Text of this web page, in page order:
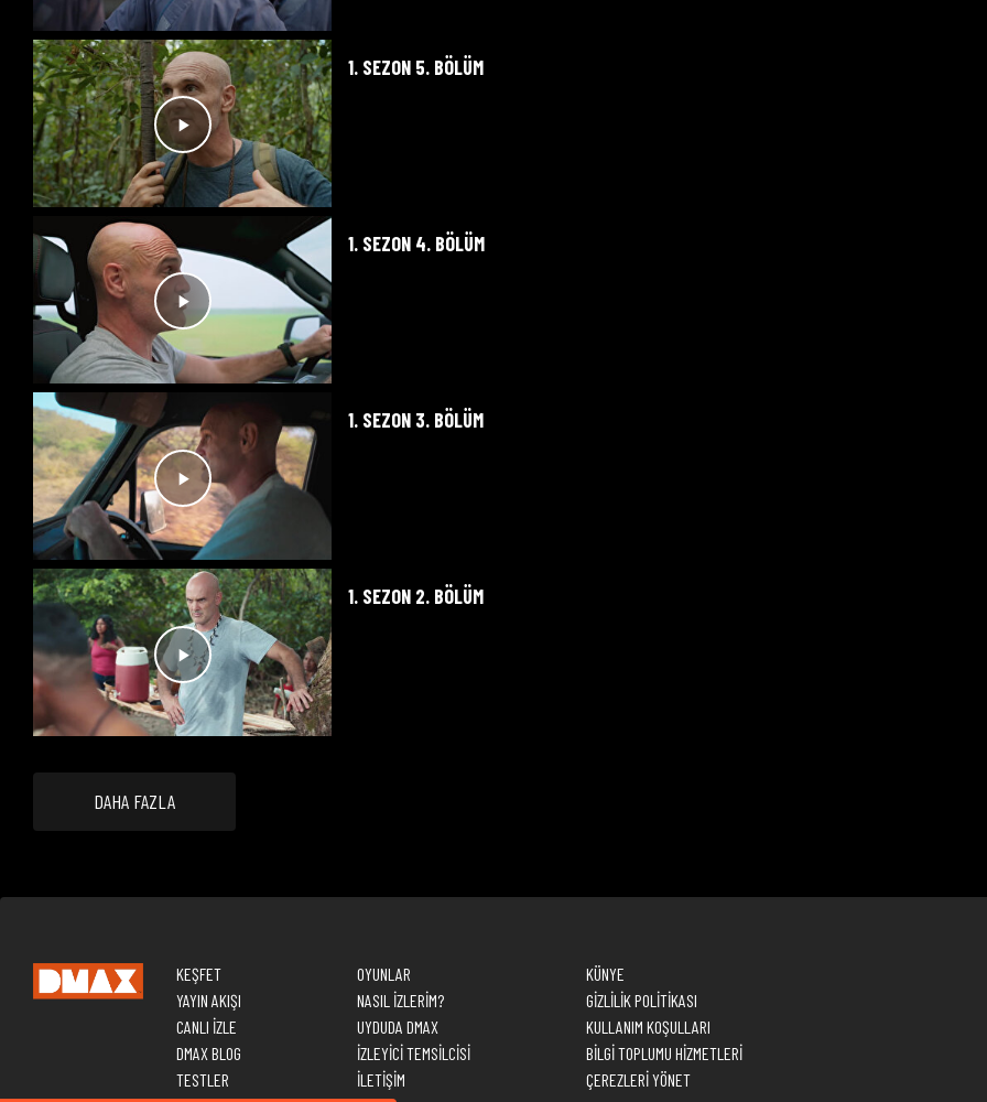
1. SEZON 5. BÖLÜM
1. SEZON 4. BÖLÜM
1. SEZON 3. BÖLÜM
1. SEZON 2. BÖLÜM
DAHA FAZLA
KEŞFET
YAYIN AKIŞI
CANLI İZLE
DMAX BLOG
TESTLER
OYUNLAR
NASIL İZLERİM?
UYDUDA DMAX
İZLEYİCİ TEMSİLCİSİ
İLETİŞİM
KÜNYE
GİZLİLİK POLİTİKASI
KULLANIM KOŞULLARI
BİLGİ TOPLUMU HİZMETLERİ
ÇEREZLERİ YÖNET